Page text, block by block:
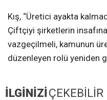
Kış, “Üretici ayakta
Çiftçiyi şirketlerin
vazgeçilmeli, kamunun
düzenleyen rolü yeniden
İLGİNİZİÇEKEBİLİR